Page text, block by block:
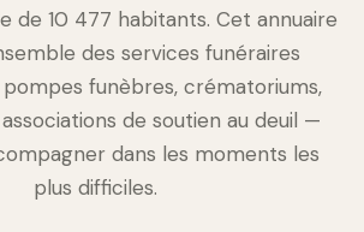
de 10 477 habitants. Cet annuaire
des services funéraires
funèbres, crématoriums,
de soutien au deuil —
dans les moments les
plus difficiles.